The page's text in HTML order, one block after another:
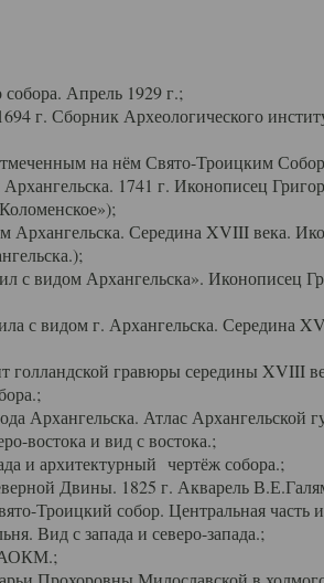
Апрель 1929 г.;
г. Сборник Археологического
на нём Свято-Троицким
1741 г. Иконописец
Середина XVIII века.
с видом Архангельска». Иконописец
с видом г. Архангельска. Середина
гравюры середины XVIII
Архангельска. Атлас Архангельской
востока и вид с востока.;
и архитектурный чертёж собора.;
Двины. 1825 г. Акварель
Троицкий собор. Центральная часть
Вид с запада и северо-запада.;